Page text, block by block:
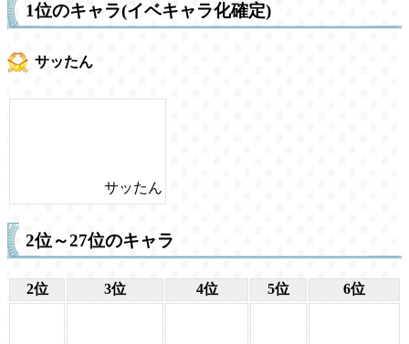
1位のキャラ(イベキャラ化確定)
サッたん
サッたん
2位～27位のキャラ
2位 3位 4位 5位 6位